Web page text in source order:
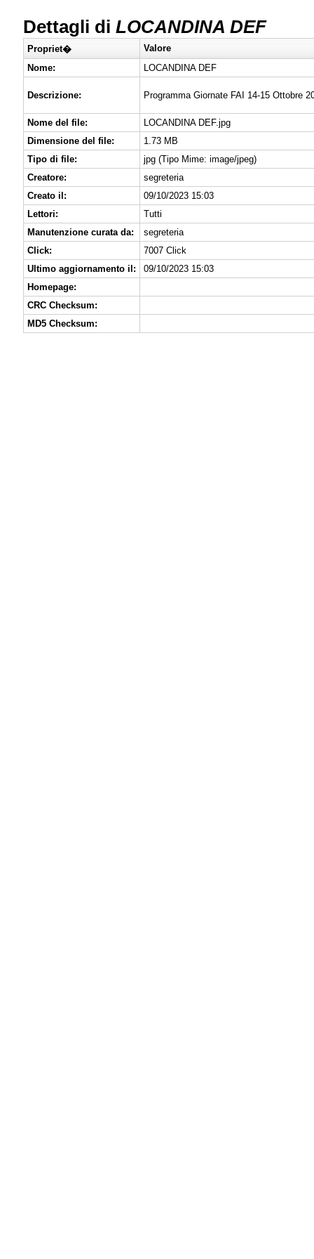
Dettagli di LOCANDINA DEF
Propriet�
Valore
Nome:
LOCANDINA DEF
Descrizione: Programma Giornate FAI 14-15 Ottobre
Nome del file:
LOCANDINA DEF.jpg
Dimensione del file:
1.73 MB
Tipo di file:
jpg (Tipo Mime: image/jpeg)
Creatore:
segreteria
Creato il:
09/10/2023 15:03
Lettori:
Tutti
Manutenzione curata da:
segreteria
Click:
7007 Click
Ultimo aggiornamento il:
09/10/2023 15:03
Homepage:
CRC Checksum:
MD5 Checksum: